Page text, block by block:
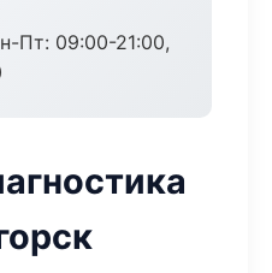
Пт: 09:00-21:00,